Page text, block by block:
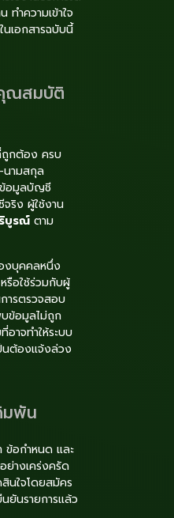
ทำความเข้าใจ
นเอกสารฉบับนี้
ณสมบัติ
กต้อง ครบ
นามสกุล
ข้อมูลบัญชี
ริง ผู้ใช้งาน
บูรณ์ ตาม
งบุคคลหนึ่ง
รือใช้ร่วมกับผู้
ารตรวจสอบ
ข้อมูลไม่ถูก
าจทำให้ระบบ
นต้องแจ้งล่วง
มพัน
ข้อกำหนด และ
ย่างเคร่งครัด
นใจโดยสมัคร
ยันรายการแล้ว